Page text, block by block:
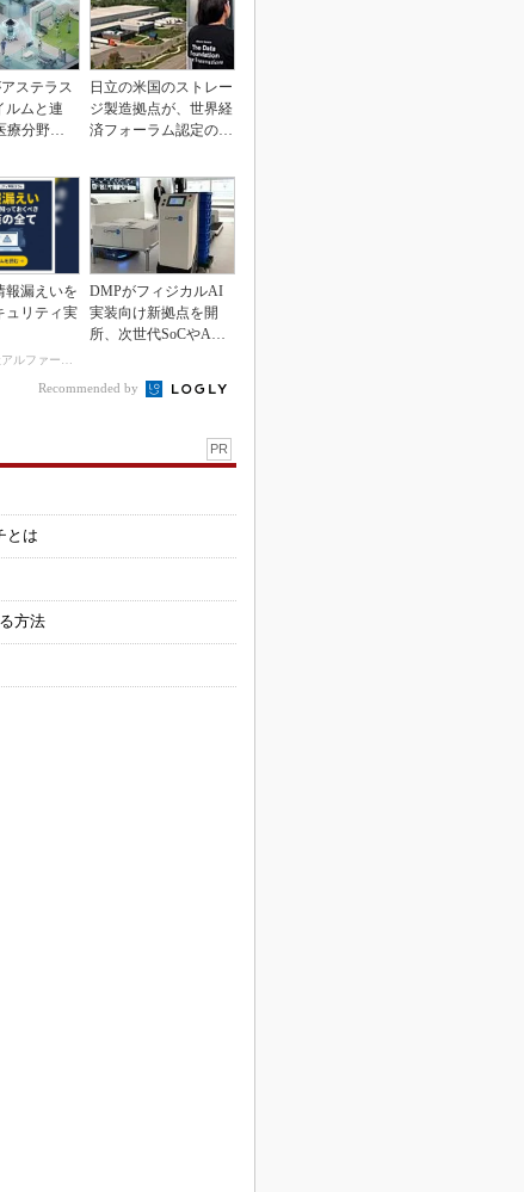
ステラス
ルムと連
療分野支
日立の米国のストレー
ジ製造拠点が、世界経
済フォーラム認定の先
報漏えいを
ュリティ実
PR(株式会社アルファーテクノ)
DMPがフィジカルAI
実装向け新拠点を開
所、次世代SoCやAM
Recommended by
PR
とは
方法